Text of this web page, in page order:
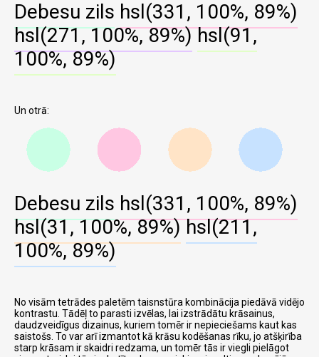
Debesu zils hsl(331, 100%, 89%)
hsl(271, 100%, 89%) hsl(91,
100%, 89%)
Un otrā:
Debesu zils hsl(331, 100%, 89%)
hsl(31, 100%, 89%) hsl(211,
100%, 89%)
No visām tetrādes paletēm taisnstūra kombinācija piedāvā vidējo
kontrastu. Tādēļ to parasti izvēlas, lai izstrādātu krāsainus,
daudzveidīgus dizainus, kuriem tomēr ir nepieciešams kaut kas
saistošs. To var arī izmantot kā krāsu kodēšanas rīku, jo atšķirība
starp krāsam ir skaidri redzama, un tomēr tās ir viegli pielāgot